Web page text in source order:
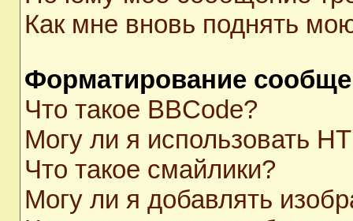
Как мне вновь поднять
Форматирование
Что такое BBCode?
Могу ли я использовать
Что такое смайлики?
Могу ли я добавлять